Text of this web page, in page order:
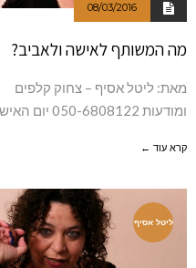
08/03/2016
מה המשותף לאישה ולאביב?
מאת: ליטל אסיף – צחוק קלפים
ומודעות 050-6808122 יום האישה
קרא עוד ←
ליטל אסיף